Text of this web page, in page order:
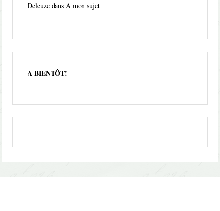
Deleuze dans A mon sujet
A BIENTÔT!